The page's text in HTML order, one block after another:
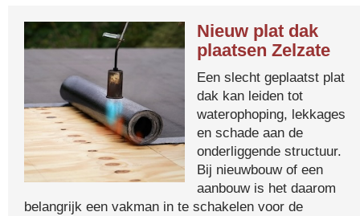
Nieuw plat dak
plaatsen Zelzate
Een slecht geplaatst plat
dak kan leiden tot
waterophoping, lekkages
en schade aan de
onderliggende structuur.
Bij nieuwbouw of een
aanbouw is het daarom
belangrijk een vakman in te schakelen voor de